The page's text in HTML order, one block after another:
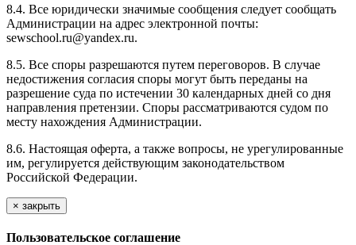
8.4. Все юридически значимые сообщения следует сообщать
Администрации на адрес электронной почты:
sewschool.ru@yandex.ru.
8.5. Все споры разрешаются путем переговоров. В случае
недостижения согласия споры могут быть переданы на
разрешение суда по истечении 30 календарных дней со дня
направления претензии. Споры рассматриваются судом по
месту нахождения Администрации.
8.6. Настоящая оферта, а также вопросы, не урегулированные
им, регулируется действующим законодательством
Российской Федерации.
× закрыть
Пользовательское соглашение